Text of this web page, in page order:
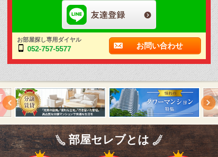
お部屋探し専用ダイヤル
052-757-5577 お問い合わせ
部屋セレブとは